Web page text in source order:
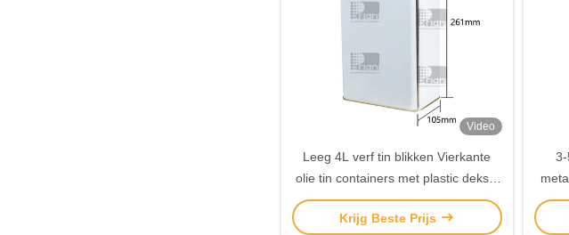
Video
Leeg 4L verf tin blikken Vierkante
olie tin containers met plastic deksel
/ PVC handvat
Krijg Beste Prijs